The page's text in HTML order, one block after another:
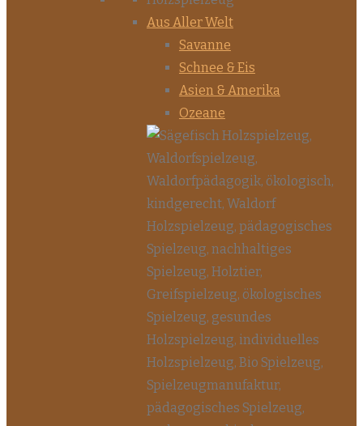
Aus Aller Welt
Savanne
Schnee & Eis
Asien & Amerika
Ozeane